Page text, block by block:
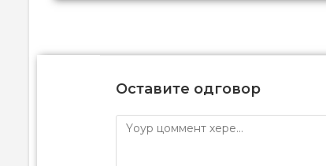
Оставите одговор